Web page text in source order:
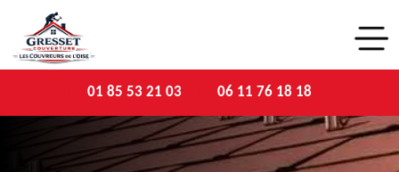
01 85 53 21 03 06 11 76 18 18